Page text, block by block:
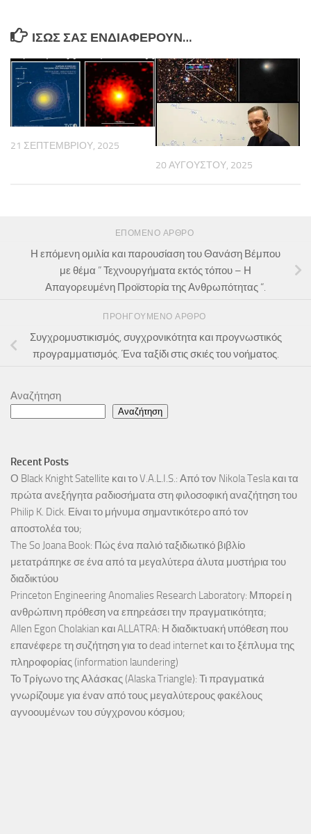
ΊΣΩΣ ΣΑΣ ΕΝΔΙΑΦΈΡΟΥΝ…
21 ΣΕΠΤΕΜΒΡΊΟΥ, 2025
20 ΑΥΓΟΎΣΤΟΥ, 2025
ΕΠΌΜΕΝΟ ΆΡΘΡΟ
Η επόμενη ομιλία και παρουσίαση του Θανάση Βέμπου
με θέμα ” Τεχνουργήματα εκτός τόπου – Η
Απαγορευμένη Προϊστορία της Ανθρωπότητας “.
ΠΡΟΗΓΟΎΜΕΝΟ ΆΡΘΡΟ
Συγχρομυστικισμός, συγχρονικότητα και προγνωστικός
προγραμματισμός. Ένα ταξίδι στις σκιές του νοήματος.
Αναζήτηση
Αναζήτηση
Recent Posts
Ο Black Knight Satellite και το V.A.L.I.S.: Από τον Nikola Tesla και τα
πρώτα ανεξήγητα ραδιοσήματα στη φιλοσοφική αναζήτηση του
Philip K. Dick. Είναι το μήνυμα σημαντικότερο από τον
αποστολέα του;
The So Joana Book: Πώς ένα παλιό ταξιδιωτικό βιβλίο
μετατράπηκε σε ένα από τα μεγαλύτερα άλυτα μυστήρια του
διαδικτύου
Princeton Engineering Anomalies Research Laboratory: Μπορεί η
ανθρώπινη πρόθεση να επηρεάσει την πραγματικότητα;
Allen Egon Cholakian και ALLATRA: Η διαδικτυακή υπόθεση που
επανέφερε τη συζήτηση για το dead internet και το ξέπλυμα της
πληροφορίας (information laundering)
Το Τρίγωνο της Αλάσκας (Alaska Triangle): Τι πραγματικά
γνωρίζουμε για έναν από τους μεγαλύτερους φακέλους
αγνοουμένων του σύγχρονου κόσμου;